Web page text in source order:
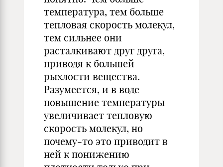
температура, тем больше
тепловая скорость молекул,
тем сильнее они
расталкивают друг друга,
приводя к большей
рыхлости вещества.
Разумеется, и в воде
повышение температуры
увеличивает тепловую
скорость молекул, но
почему-то это приводит в
ней к понижению